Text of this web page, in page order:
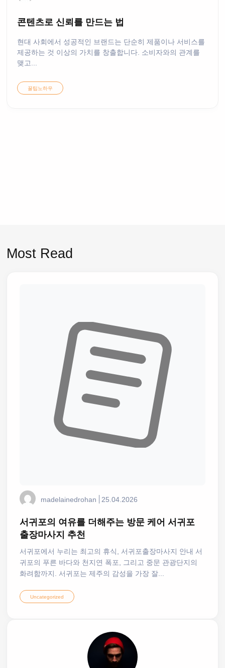
콘텐츠로 신뢰를 만드는 법
현대 사회에서 성공적인 브랜드는 단순히 제품이나 서비스를
제공하는 것 이상의 가치를 창출합니다. 소비자와의 관계를
맺고...
꿀팁노하우
Most Read
madelainedrohan 25.04.2026
서귀포의 여유를 더해주는 방문 케어 서귀포
출장마사지 추천
서귀포에서 누리는 최고의 휴식, 서귀포출장마사지 안내 서
귀포의 푸른 바다와 천지연 폭포, 그리고 중문 관광단지의
화려함까지. 서귀포는 제주의 감성을 가장 잘...
Uncategorized